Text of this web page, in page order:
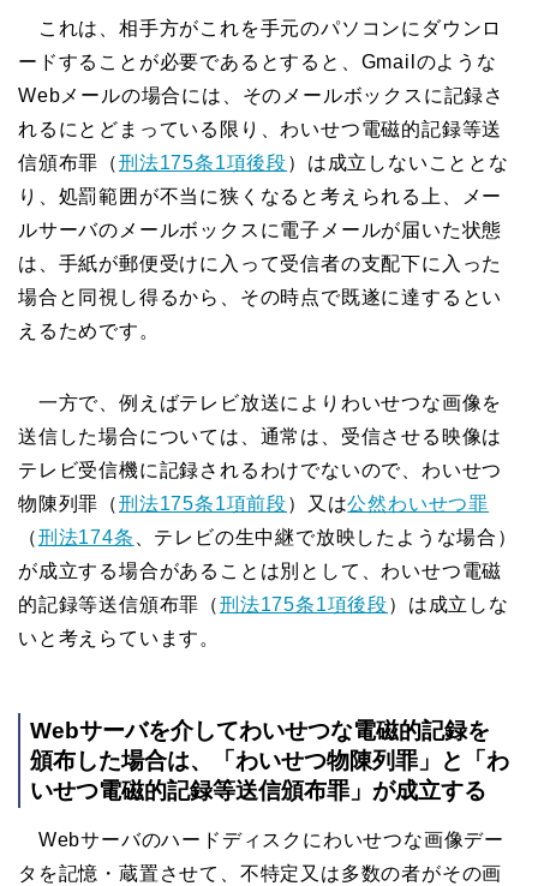
これは、相手方がこれを手元のパソコンにダウンロ
ードすることが必要であるとすると、Gmailのような
Webメールの場合には、そのメールボックスに記録さ
れるにとどまっている限り、わいせつ電磁的記録等送
信頒布罪（刑法175条1項後段）は成立しないこととな
り、処罰範囲が不当に狭くなると考えられる上、メー
ルサーバのメールボックスに電子メールが届いた状態
は、手紙が郵便受けに入って受信者の支配下に入った
場合と同視し得るから、その時点で既遂に達するとい
えるためです。
一方で、例えばテレビ放送によりわいせつな画像を
送信した場合については、通常は、受信させる映像は
テレビ受信機に記録されるわけでないので、わいせつ
物陳列罪（刑法175条1項前段）又は公然わいせつ罪
（刑法174条 、テレビの生中継で放映したような場合）
が成立する場合があることは別として、わいせつ電磁
的記録等送信頒布罪（刑法175条1項後段）は成立しな
いと考えらています。
Webサーバを介してわいせつな電磁的記録を
頒布した場合は、「わいせつ物陳列罪」と「わ
いせつ電磁的記録等送信頒布罪」が成立する
Webサーバのハードディスクにわいせつな画像デー
タを記憶・蔵置させて、不特定又は多数の者がその画